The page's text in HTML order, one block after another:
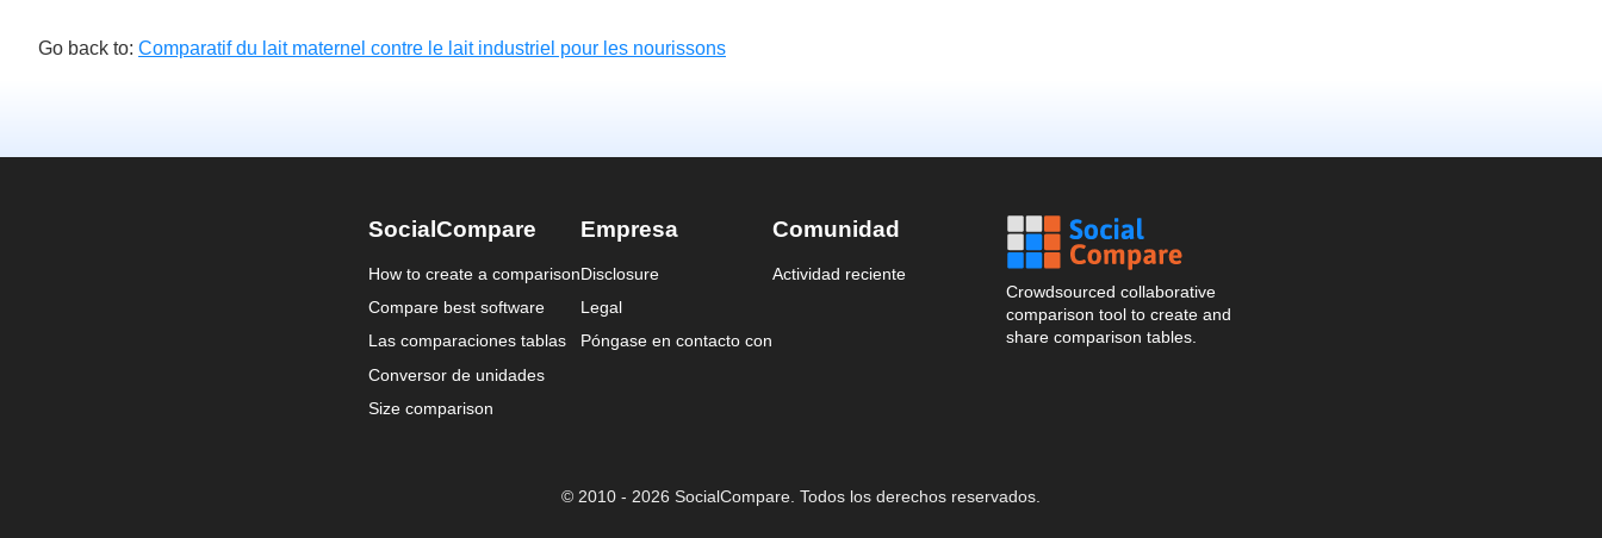
Go back to: Comparatif du lait maternel contre le lait industriel pour les nourissons
SocialCompare
How to create a comparison
Compare best software
Las comparaciones tablas
Conversor de unidades
Size comparison
Empresa
Disclosure
Legal
Póngase en contacto con
Comunidad
Actividad reciente
Crowdsourced collaborative
comparison tool to create and
share comparison tables.
© 2010 - 2026 SocialCompare. Todos los derechos reservados.